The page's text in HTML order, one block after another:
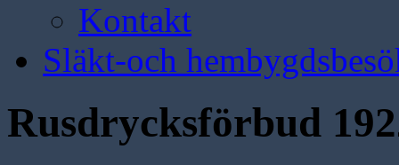
Kontakt
Släkt-och
Rusdrycksförbud